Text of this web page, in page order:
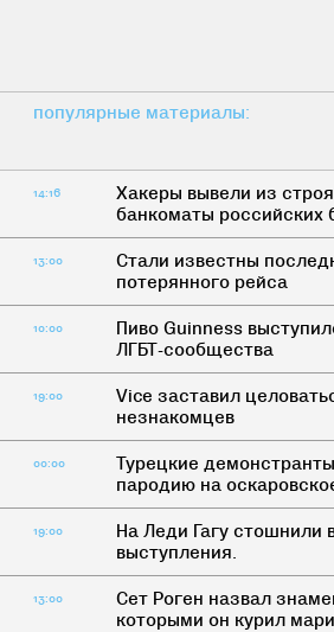
популярные материалы:
14:16
Хакеры вывели из
банкоматы российских
13:00
Стали известны
потерянного рейса
10:00
Пиво Guinness
ЛГБТ-сообщества
19:00
Vice заставил
незнакомцев
00:00
Турецкие
пародию на
19:00
На Леди Гагу стошнили
выступления.
13:00
Сет Роген назвал
которыми он курил